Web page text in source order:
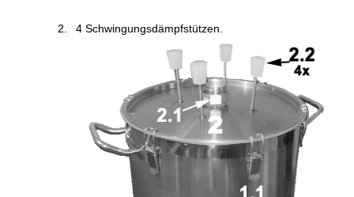
4 Schwingungsdämpfstützen.